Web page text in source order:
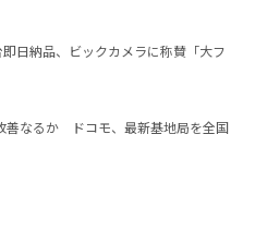
日納品、ビックカメラに称賛「大フ
善なるか ドコモ、最新基地局を全国